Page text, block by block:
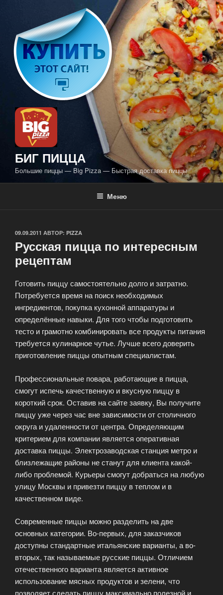
содержимому
БИГ ПИЦЦА
Большие пиццы — Big Pizza — Быстрая доставка пиццы
Меню
ОПУБЛИКОВАНО
09.09.2011 АВТОР: PIZZA
Русская пицца по интересным
рецептам
Готовить пиццу самостоятельно долго и затратно.
Потребуется время на поиск необходимых
ингредиентов, покупка кухонной аппаратуры и
определённые навыки. Для того чтобы подготовить
тесто и грамотно комбинировать все продукты питания
требуется кулинарное чутье. Лучше всего доверить
приготовление пиццы опытным специалистам.
Профессиональные повара, работающие в пицца,
смогут испечь качественную и вкусную пиццу в
короткий срок. Оставив на сайте заявку, Вы получите
пиццу уже через час вне зависимости от столичного
округа и удаленности от центра. Определяющим
критерием для компании является оперативная
доставка пиццы. Электрозаводская станция метро и
близлежащие районы не станут для клиента какой-
либо проблемой. Курьеры смогут добраться на любую
улицу Москвы и привезти пиццу в теплом и в
качественном виде.
Современные пиццы можно разделить на две
основных категории. Во-первых, для заказчиков
доступны стандартные итальянские варианты, а во-
вторых, так называемые русские пиццы. Отличием
отечественного варианта является активное
использование мясных продуктов и зелени, что
позволяет сделать пиццу максимально полезной и